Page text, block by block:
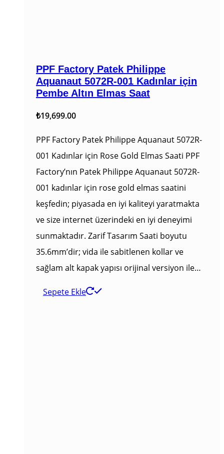
PPF Factory Patek Philippe
Aquanaut 5072R-001 Kadınlar için
Pembe Altın Elmas Saat
₺19,699.00
PPF Factory Patek Philippe Aquanaut 5072R-
001 Kadınlar için Rose Gold Elmas Saati PPF
Factory’nın Patek Philippe Aquanaut 5072R-
001 kadınlar için rose gold elmas saatini
keşfedin; piyasada en iyi kaliteyi yaratmakta
ve size internet üzerindeki en iyi deneyimi
sunmaktadır. Zarif Tasarım Saati boyutu
35.6mm’dir; vida ile sabitlenen kollar ve
sağlam alt kapak yapısı orijinal versiyon ile…
Sepete Ekle